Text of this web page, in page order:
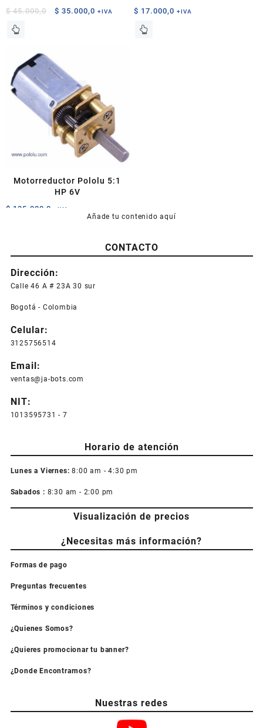
$45.000,0
El
$ 45.000,0.
$ 35.000,0 El
+IVA $ 17.000,0 +IVA
Motorreductor Pololu 5:1
HP 6V
$ 135.000,0 +IVA
Añade tu contenido aquí
CONTACTO
Dirección:
Calle 46 A # 23A 30 sur
Bogotá - Colombia
Celular:
3125756514
Email:
ventas@ja-bots.com
NIT:
1013595731 - 7
Horario de atención
Lunes a Viernes: 8:00 am - 4:30 pm
Sabados : 8:30 am - 2:00 pm
Visualización de precios
¿Necesitas más información?
Formas de pago
Preguntas frecuentes
Términos y condiciones
¿Quienes Somos?
¿Quieres promocionar tu banner?
¿Donde Encontrarnos?
Nuestras redes